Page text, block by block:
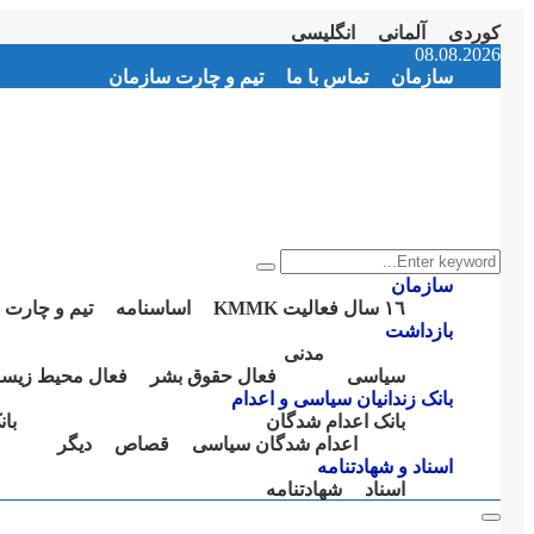
کوردی آلمانی
انگلیسی
Facebook
Twitter
Instagram
Youtube
Email
Telegram
08.08.2026
سازمان
تماس با ما تیم و چارت سازمان
Search
for:
Search
سازمان
١٦ سال فعالیت KMMK
اساسنامە
تیم و
بازداشت
سیاسی
مدنی
فعال حقوق بشر
فعال محیط
بانک زندانیان سیاسی و اعدام
بانک اعدام شدگان
اعدام شدگان سیاسی
قصاص دیگر
اسناد و شهادتنامە
اسناد
شهادتنامە
Primary